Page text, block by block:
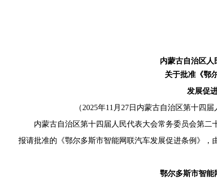
内蒙古自治区人
关于批准《鄂
发展促
（2025年11 月 27日内蒙古自治区第十四 届
内蒙古自治区第十四 届人民代表大会常务委员会第二
报请批准的《鄂尔多斯市智能网联汽车发展促进条例 》，
鄂尔多斯市智能